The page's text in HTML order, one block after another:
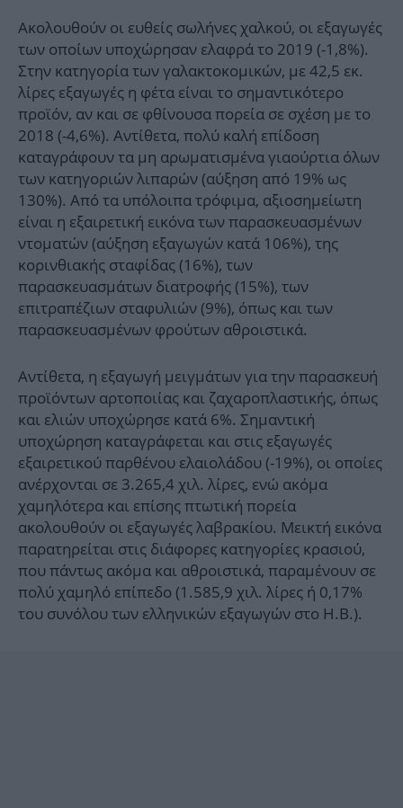
Ακολουθούν οι ευθείς σωλήνες χαλκού, οι εξαγωγές
των οποίων υποχώρησαν ελαφρά το 2019 (-1,8%).
Στην κατηγορία των γαλακτοκομικών, με 42,5 εκ.
λίρες εξαγωγές η φέτα είναι το σημαντικότερο
προϊόν, αν και σε φθίνουσα πορεία σε σχέση με το
2018 (-4,6%). Αντίθετα, πολύ καλή επίδοση
καταγράφουν τα μη αρωματισμένα γιαούρτια όλων
των κατηγοριών λιπαρών (αύξηση από 19% ως
130%). Από τα υπόλοιπα τρόφιμα, αξιοσημείωτη
είναι η εξαιρετική εικόνα των παρασκευασμένων
ντοματών (αύξηση εξαγωγών κατά 106%), της
κορινθιακής σταφίδας (16%), των
παρασκευασμάτων διατροφής (15%), των
επιτραπέζιων σταφυλιών (9%), όπως και των
παρασκευασμένων φρούτων αθροιστικά.
Αντίθετα, η εξαγωγή μειγμάτων για την παρασκευή
προϊόντων αρτοποιίας και ζαχαροπλαστικής, όπως
και ελιών υποχώρησε κατά 6%. Σημαντική
υποχώρηση καταγράφεται και στις εξαγωγές
εξαιρετικού παρθένου ελαιολάδου (-19%), οι οποίες
ανέρχονται σε 3.265,4 χιλ. λίρες, ενώ ακόμα
χαμηλότερα και επίσης πτωτική πορεία
ακολουθούν οι εξαγωγές λαβρακίου. Μεικτή εικόνα
παρατηρείται στις διάφορες κατηγορίες κρασιού,
που πάντως ακόμα και αθροιστικά, παραμένουν σε
πολύ χαμηλό επίπεδο (1.585,9 χιλ. λίρες ή 0,17%
του συνόλου των ελληνικών εξαγωγών στο Η.Β.).